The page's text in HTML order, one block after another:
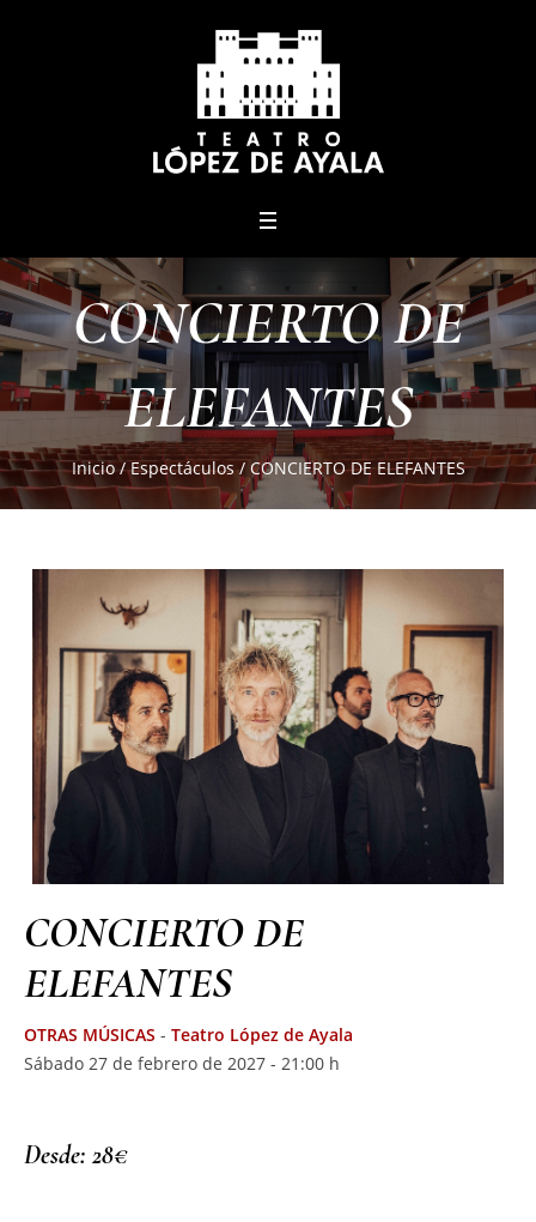
CONCIERTO DE
ELEFANTES
Inicio /Espectáculos / CONCIERTO DE ELEFANTES
CONCIERTO DE
ELEFANTES
OTRAS MÚSICAS - Teatro López de Ayala
Sábado 27 de febrero de 2027 - 21:00 h
Desde: 28€